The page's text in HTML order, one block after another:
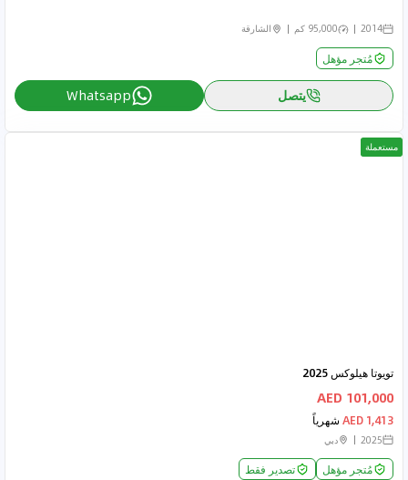
2014 95,000 كم الشارقة
مُتجر مؤهل
يتصل Whatsapp
مستعملة
تويوتا هيلوكس 2025
101,000 AED
1,413 AED شهرياً
2025 دبي
مُتجر مؤهل تصدير فقط